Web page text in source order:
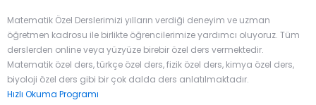
Matematik Özel Derslerimizi yılların verdiği deneyim ve uzman
öğretmen kadrosu ile birlikte öğrencilerimize yardımcı oluyoruz. Tüm
derslerden online veya yüzyüze birebir özel ders vermektedir.
Matematik özel ders, türkçe özel ders, fizik özel ders, kimya özel ders,
biyoloji özel ders gibi bir çok dalda ders anlatılmaktadır.
Hızlı Okuma Programı